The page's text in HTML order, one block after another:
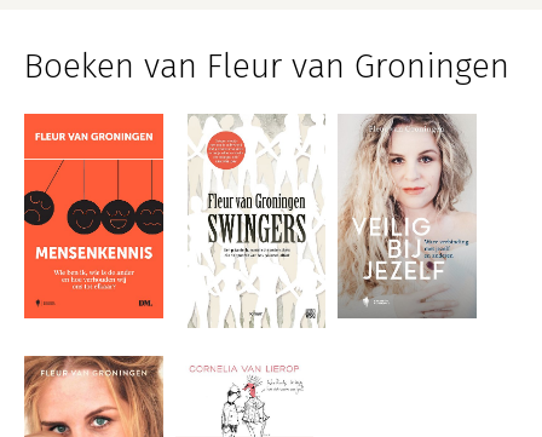
Boeken van Fleur van Groningen